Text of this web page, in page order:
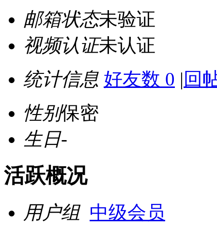
邮箱状态未验证
视频认证未认证
统计信息 好友数 0 | 回
性别保密
生日-
活跃概况
用户组 中级会员